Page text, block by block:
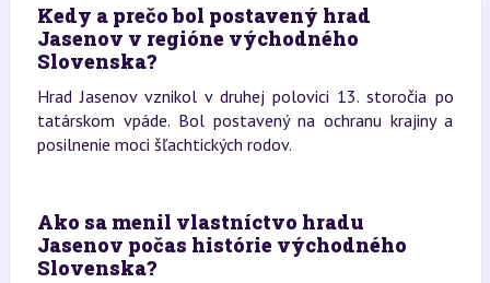
Kedy a prečo bol postavený hrad
Jasenov v regióne východného
Slovenska?
Hrad Jasenov vznikol v druhej polovici 13. storočia po
tatárskom vpáde. Bol postavený na ochranu krajiny a
posilnenie moci šľachtických rodov.
Ako sa menil vlastníctvo hradu
Jasenov počas histórie východného
Slovenska?